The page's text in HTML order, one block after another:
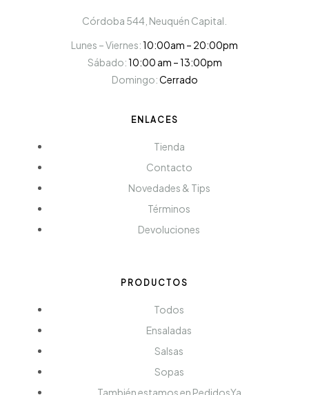
Córdoba 544, Neuquén Capital.
Lunes – Viernes:10:00am – 20:00pm
Sábado:10:00 am – 13:00pm
Domingo:Cerrado
ENLACES
Tienda
Contacto
Novedades & Tips
Términos
Devoluciones
PRODUCTOS
Todos
Ensaladas
Salsas
Sopas